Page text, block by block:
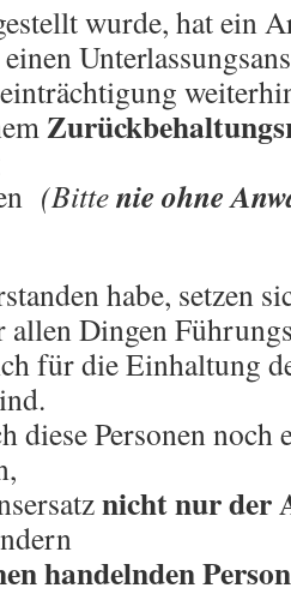
wurde, hat ein
(Bittenie ohne
habe, setzen
allen Dingen
für die Einhaltung
diese Personen
nicht nur der
handelnden